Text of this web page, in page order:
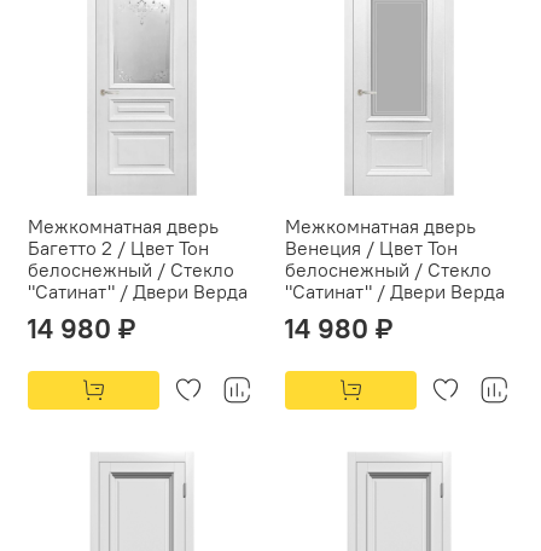
Межкомнатная дверь
Багетто 2 / Цвет Тон
белоснежный / Стекло
"Сатинат" / Двери Верда
14 980 ₽
Межкомнатная дверь
Венеция / Цвет Тон
белоснежный / Стекло
"Сатинат" / Двери Верда
14 980 ₽